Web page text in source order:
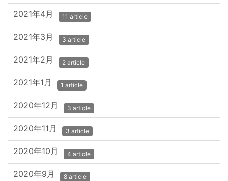
2021年4月 11 article
2021年3月 3 article
2021年2月 2 article
2021年1月 1 article
2020年12月 3 article
2020年11月 3 article
2020年10月 4 article
2020年9月 8 article